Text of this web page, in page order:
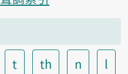
t th n
l